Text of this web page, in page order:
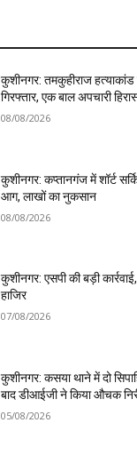
कुशीनगर: तमकुहीराज
गिरफ्तार, एक बाल अपचारी
08/08/2026
कुशीनगर: कप्तानगंज में शॉर्ट
आग, लाखों का नुकसान
08/08/2026
कुशीनगर: एसपी की बड़ी
हाजिर
07/08/2026
कुशीनगर: कसया थाने में दो
बाद डीआईजी ने किया औचक
05/08/2026